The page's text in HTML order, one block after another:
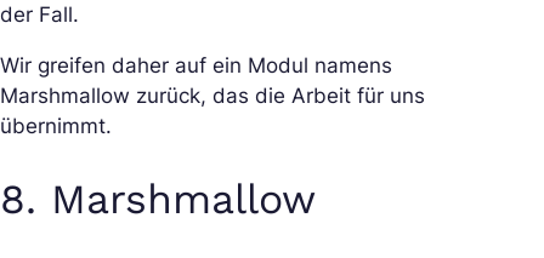
der Fall.
Wir greifen daher auf ein Modul namens
Marshmallow zurück, das die Arbeit für uns
übernimmt.
8. Marshmallow